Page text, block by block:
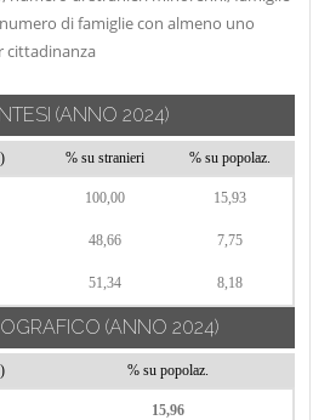
Settimo Milanese
Trezzano Rosa
Trezzano sul
Naviglio
Trezzo sull'Adda
Tribiano
Truccazzano
Turbigo
Vanzaghello
Vanzago
di famiglie con almeno uno
cittadinanza
(ANNO 2024)
% su stranieri % su popolaz.
100,00 15,93
48,66 7,75
51,34 8,18
(ANNO 2024)
% su popolaz.
15,96